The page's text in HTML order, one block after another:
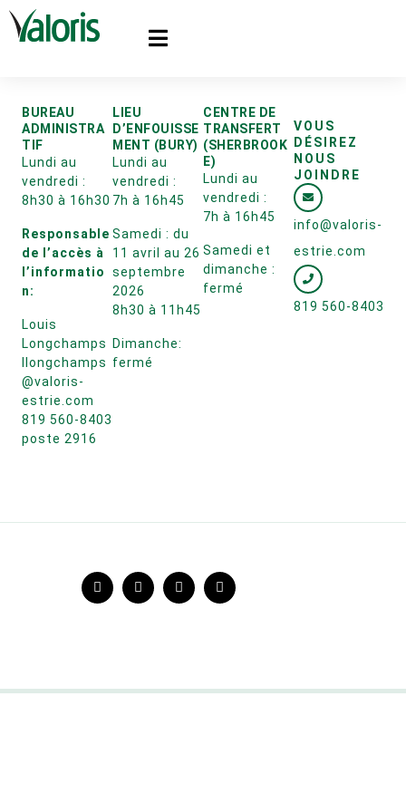
BUREAU
ADMINISTRA
TIF
Lundi au
vendredi :
8h30 à 16h30
Responsable
de l’accès à
l’informatio
n:
Louis
Longchamps
llongchamps
@valoris-
estrie.com
819 560-8403
poste 2916
LIEU
D’ENFOUISSE
MENT (BURY)
Lundi au
vendredi :
7h à 16h45
Samedi : du
11 avril au 26
septembre
2026
8h30 à 11h45
Dimanche:
fermé
CENTRE DE
TRANSFERT
(SHERBROOK
E)
Lundi au
vendredi :
7h à 16h45
Samedi et
dimanche :
fermé
VOUS
DÉSIREZ
NOUS
JOINDRE
info@valoris-
estrie.com
819 560-8403